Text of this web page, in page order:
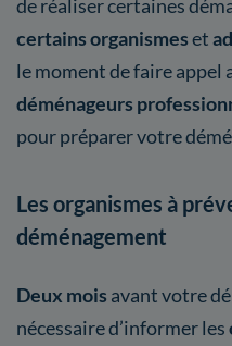
de réaliser certaines
certains organismeset
le moment de faire appel
déménageurs
pour préparer votre
Les organismes à
déménagement
Deux mois avant votre
nécessaire d’informer les